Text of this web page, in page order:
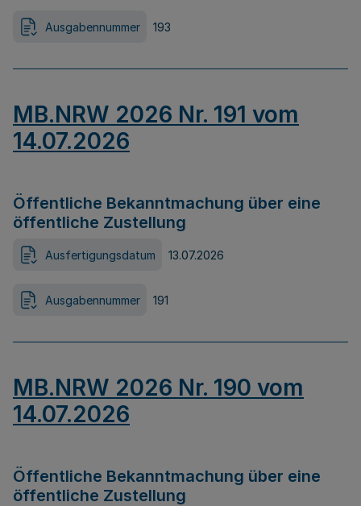
Ausgabennummer 193
MB.NRW 2026 Nr. 191 vom
14.07.2026
Öffentliche Bekanntmachung über eine
öffentliche Zustellung
Ausfertigungsdatum 13.07.2026
Ausgabennummer 191
MB.NRW 2026 Nr. 190 vom
14.07.2026
Öffentliche Bekanntmachung über eine
öffentliche Zustellung